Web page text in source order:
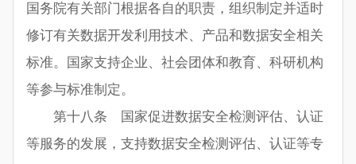
国务院有关部门根据各自的职责，组织制定并适时
修订有关数据开发利用技术、产品和数据安全相关
标准。国家支持企业、社会团体和教育、科研机构
等参与标准制定。
第十八条 国家促进数据安全检测评估、认证
等服务的发展，支持数据安全检测评估、认证等专